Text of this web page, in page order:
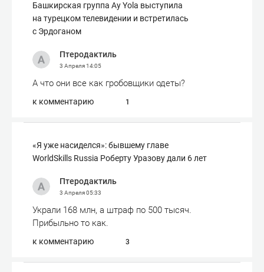
Башкирская группа Ay Yola выступила
на турецком телевидении и встретилась
с Эрдоганом
Птеродактиль
3 Апреля14:05
А что они все как гробовщики одеты?
к комментарию 1
«Я уже насиделся»: бывшему главе
WorldSkills Russia Роберту Уразову дали 6 лет
Птеродактиль
3 Апреля05:33
Украли 168 млн, а штраф по 500 тысяч.
Прибыльно то как.
к комментарию 3